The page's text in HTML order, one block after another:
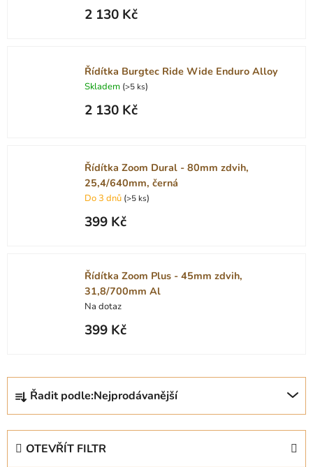
2 130 Kč
Řídítka Burgtec Ride Wide Enduro Alloy
Skladem (>5 ks)
2 130 Kč
Řídítka Zoom Dural - 80mm zdvih,
25,4/640mm, černá
Do 3 dnů (>5 ks)
399 Kč
Řídítka Zoom Plus - 45mm zdvih,
31,8/700mm Al
Na dotaz
399 Kč
Ř
z
Řadit podle:Nejprodávanější
OTEVŘÍT FILTR